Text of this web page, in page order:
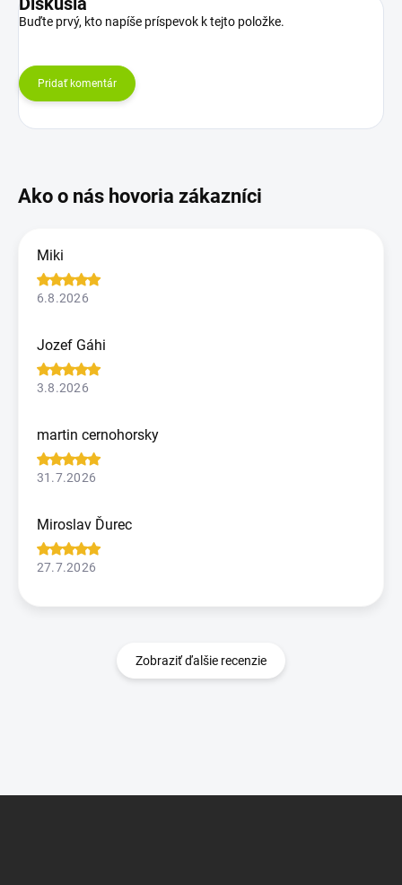
Buďte prvý, kto napíše príspevok k tejto položke.
Pridať komentár
Miki
6.8.2026
Jozef Gáhi
3.8.2026
martin cernohorsky
31.7.2026
Miroslav Ďurec
27.7.2026
Zobraziť ďalšie recenzie